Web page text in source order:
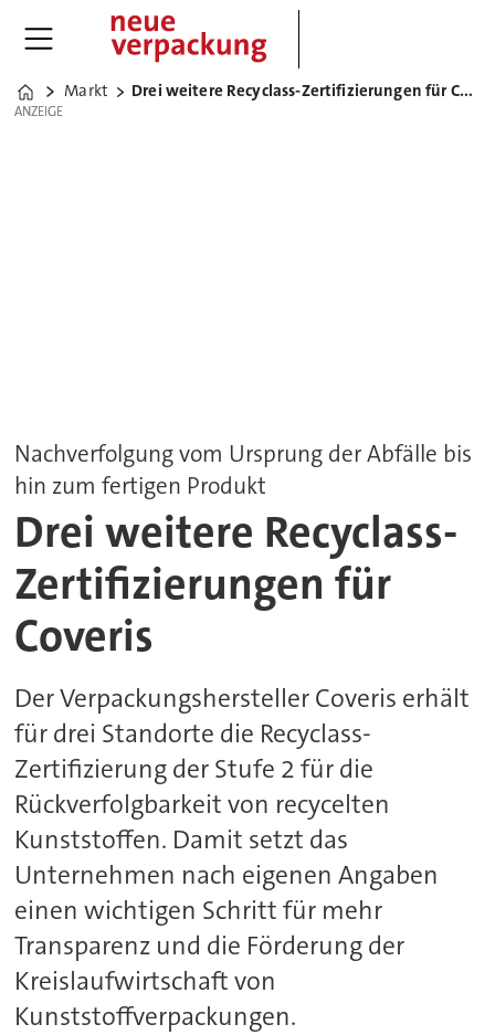
Home
Markt Drei weitere Recyclass-Zertifizierungen für Coveris
ANZEIGE
ANZEIGE
Nachverfolgung vom Ursprung der Abfälle bis
hin zum fertigen Produkt
Drei weitere Recyclass-
Zertifizierungen für
Coveris
Der Verpackungshersteller Coveris erhält
für drei Standorte die Recyclass-
Zertifizierung der Stufe 2 für die
Rückverfolgbarkeit von recycelten
Kunststoffen. Damit setzt das
Unternehmen nach eigenen Angaben
einen wichtigen Schritt für mehr
Transparenz und die Förderung der
Kreislaufwirtschaft von
Kunststoffverpackungen.